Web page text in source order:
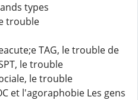
types
trouble
TAG, le trouble de
le trouble
le trouble
et l'agoraphobie Les gens